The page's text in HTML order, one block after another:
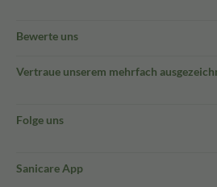
Bewerte uns
Vertraue unserem mehrfach
Folge uns
Sanicare App